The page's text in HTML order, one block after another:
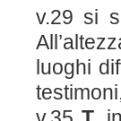
v.29 si
luoghi